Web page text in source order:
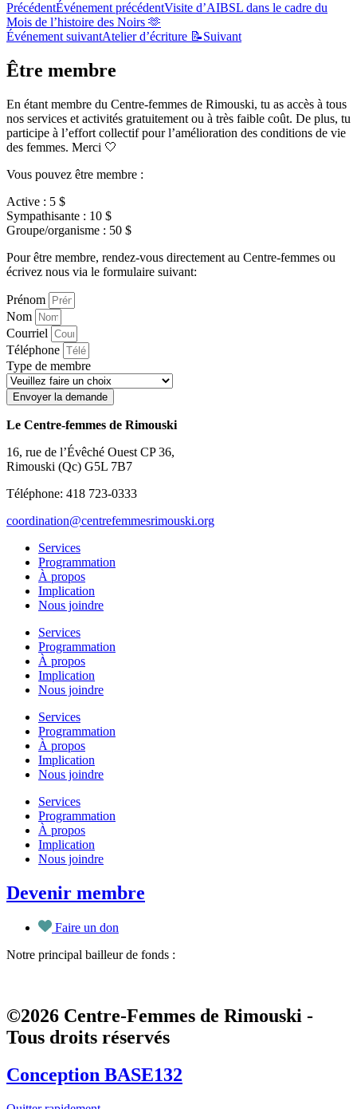
PrécédentÉvénement précédentVisite d’AIBSL dans le cadre du
Mois de l’histoire des Noirs 🫶
Événement suivantAtelier d’écriture 📝Suivant
Être membre
En étant membre du Centre-femmes de Rimouski, tu as accès à tous
nos services et activités gratuitement ou à très faible coût. De plus, tu
participe à l’effort collectif pour l’amélioration des conditions de vie
des femmes. Merci 🤍
Vous pouvez être membre :
Active : 5 $
Sympathisante : 10 $
Groupe/organisme : 50 $
Pour être membre, rendez-vous directement au Centre-femmes ou
écrivez nous via le formulaire suivant:
Prénom
Nom
Courriel
Téléphone
Type de membre
Envoyer la demande
Le Centre-femmes de Rimouski
16, rue de l’Évêché Ouest CP 36,
Rimouski (Qc) G5L 7B7
Téléphone: 418 723-0333
coordination@centrefemmesrimouski.org
Services
Programmation
À propos
Implication
Nous joindre
Services
Programmation
À propos
Implication
Nous joindre
Services
Programmation
À propos
Implication
Nous joindre
Services
Programmation
À propos
Implication
Nous joindre
Devenir membre
Faire un don
Notre principal bailleur de fonds :
©2026 Centre-Femmes de Rimouski -
Tous droits réservés
Conception BASE132